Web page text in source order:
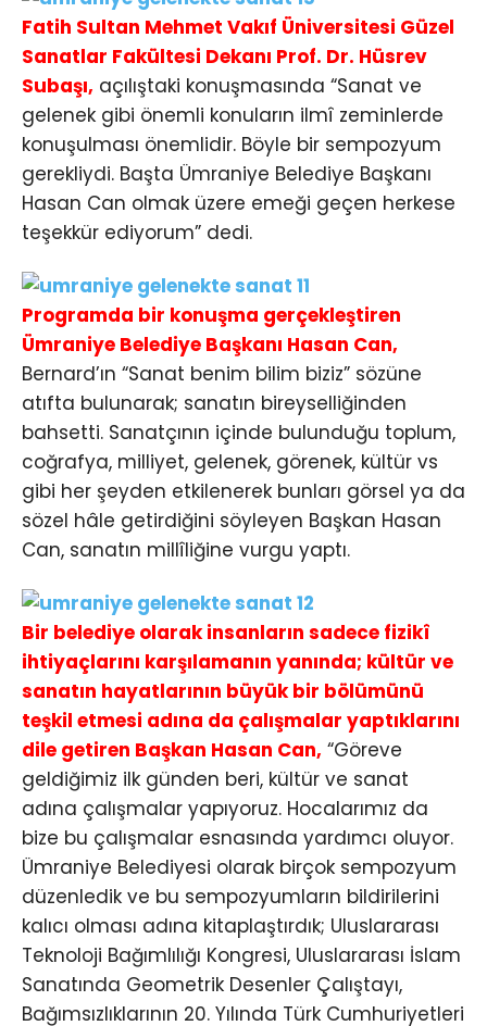
Fatih Sultan Mehmet Vakıf Üniversitesi Güzel
Sanatlar Fakültesi Dekanı Prof. Dr. Hüsrev
Subaşı, açılıştaki konuşmasında “Sanat ve
gelenek gibi önemli konuların ilmî zeminlerde
konuşulması önemlidir. Böyle bir sempozyum
gerekliydi. Başta Ümraniye Belediye Başkanı
Hasan Can olmak üzere emeği geçen herkese
teşekkür ediyorum” dedi.
Programda bir konuşma gerçekleştiren
Ümraniye Belediye Başkanı Hasan Can,
Bernard’ın “Sanat benim bilim biziz” sözüne
atıfta bulunarak; sanatın bireyselliğinden
bahsetti. Sanatçının içinde bulunduğu toplum,
coğrafya, milliyet, gelenek, görenek, kültür vs
gibi her şeyden etkilenerek bunları görsel ya da
sözel hâle getirdiğini söyleyen Başkan Hasan
Can, sanatın millîliğine vurgu yaptı.
Bir belediye olarak insanların sadece fizikî
ihtiyaçlarını karşılamanın yanında; kültür ve
sanatın hayatlarının büyük bir bölümünü
teşkil etmesi adına da çalışmalar yaptıklarını
dile getiren Başkan Hasan Can, “Göreve
geldiğimiz ilk günden beri, kültür ve sanat
adına çalışmalar yapıyoruz. Hocalarımız da
bize bu çalışmalar esnasında yardımcı oluyor.
Ümraniye Belediyesi olarak birçok sempozyum
düzenledik ve bu sempozyumların bildirilerini
kalıcı olması adına kitaplaştırdık; Uluslararası
Teknoloji Bağımlılığı Kongresi, Uluslararası İslam
Sanatında Geometrik Desenler Çalıştayı,
Bağımsızlıklarının 20. Yılında Türk Cumhuriyetleri